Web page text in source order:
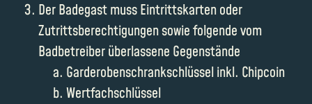
Der Badegast muss Eintrittskarten oder
Zutrittsberechtigungen sowie folgende vom
Badbetreiber überlassene Gegenstände
Garderobenschrankschlüssel inkl. Chipcoin
Wertfachschlüssel